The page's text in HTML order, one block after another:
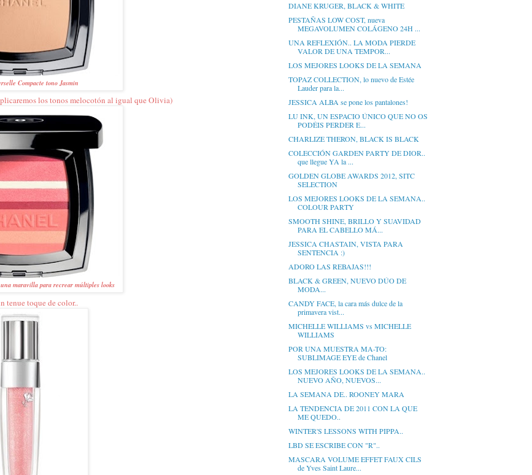
Compacte tono Jasmin
los tonos melocotón al igual que Olivia)
maravilla para recrear múltiples looks
tenue toque de color..
DIANE KRUGER, BLACK & WHITE
PESTAÑAS LOW COST, nueva
MEGAVOLUMEN COLÁGENO 24H ...
UNA REFLEXIÓN.. LA MODA PIERDE
VALOR DE UNA TEMPOR...
LOS MEJORES LOOKS DE LA SEMANA
TOPAZ COLLECTION, lo nuevo de Estée
Lauder para la...
JESSICA ALBA se pone los pantalones!
LU INK, UN ESPACIO ÚNICO QUE NO OS
PODÉIS PERDER E...
CHARLIZE THERON, BLACK IS BLACK
COLECCIÓN GARDEN PARTY DE DIOR..
que llegue YA la ...
GOLDEN GLOBE AWARDS 2012, SITC
SELECTION
LOS MEJORES LOOKS DE LA SEMANA..
COLOUR PARTY
SMOOTH SHINE, BRILLO Y SUAVIDAD
PARA EL CABELLO MÁ...
JESSICA CHASTAIN, VISTA PARA
SENTENCIA :)
ADORO LAS REBAJAS!!!
BLACK & GREEN, NUEVO DÚO DE
MODA...
CANDY FACE, la cara más dulce de la
primavera vist...
MICHELLE WILLIAMS vs MICHELLE
WILLIAMS
POR UNA MUESTRA MA-TO:
SUBLIMAGE EYE de Chanel
LOS MEJORES LOOKS DE LA SEMANA..
NUEVO AÑO, NUEVOS...
LA SEMANA DE.. ROONEY MARA
LA TENDENCIA DE 2011 CON LA QUE
ME QUEDO..
WINTER'S LESSONS WITH PIPPA..
LBD SE ESCRIBE CON "R"..
MASCARA VOLUME EFFET FAUX CILS
de Yves Saint Laure...